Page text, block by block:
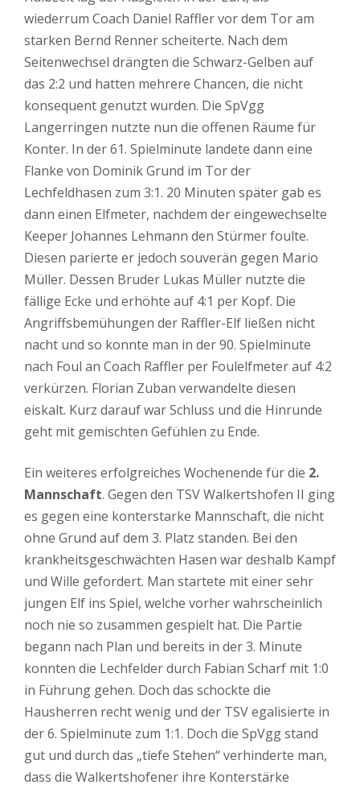
wiederrum Coach Daniel Raffler vor dem Tor am
starken Bernd Renner scheiterte. Nach dem
Seitenwechsel drängten die Schwarz-Gelben auf
das 2:2 und hatten mehrere Chancen, die nicht
konsequent genutzt wurden. Die SpVgg
Langerringen nutzte nun die offenen Räume für
Konter. In der 61. Spielminute landete dann eine
Flanke von Dominik Grund im Tor der
Lechfeldhasen zum 3:1. 20 Minuten später gab es
dann einen Elfmeter, nachdem der eingewechselte
Keeper Johannes Lehmann den Stürmer foulte.
Diesen parierte er jedoch souverän gegen Mario
Müller. Dessen Bruder Lukas Müller nutzte die
fällige Ecke und erhöhte auf 4:1 per Kopf. Die
Angriffsbemühungen der Raffler-Elf ließen nicht
nacht und so konnte man in der 90. Spielminute
nach Foul an Coach Raffler per Foulelfmeter auf 4:2
verkürzen. Florian Zuban verwandelte diesen
eiskalt. Kurz darauf war Schluss und die Hinrunde
geht mit gemischten Gefühlen zu Ende.
Ein weiteres erfolgreiches Wochenende für die 2.
Mannschaft. Gegen den TSV Walkertshofen II ging
es gegen eine konterstarke Mannschaft, die nicht
ohne Grund auf dem 3. Platz standen. Bei den
krankheitsgeschwächten Hasen war deshalb Kampf
und Wille gefordert. Man startete mit einer sehr
jungen Elf ins Spiel, welche vorher wahrscheinlich
noch nie so zusammen gespielt hat. Die Partie
begann nach Plan und bereits in der 3. Minute
konnten die Lechfelder durch Fabian Scharf mit 1:0
in Führung gehen. Doch das schockte die
Hausherren recht wenig und der TSV egalisierte in
der 6. Spielminute zum 1:1. Doch die SpVgg stand
gut und durch das „tiefe Stehen“ verhinderte man,
dass die Walkertshofener ihre Konterstärke